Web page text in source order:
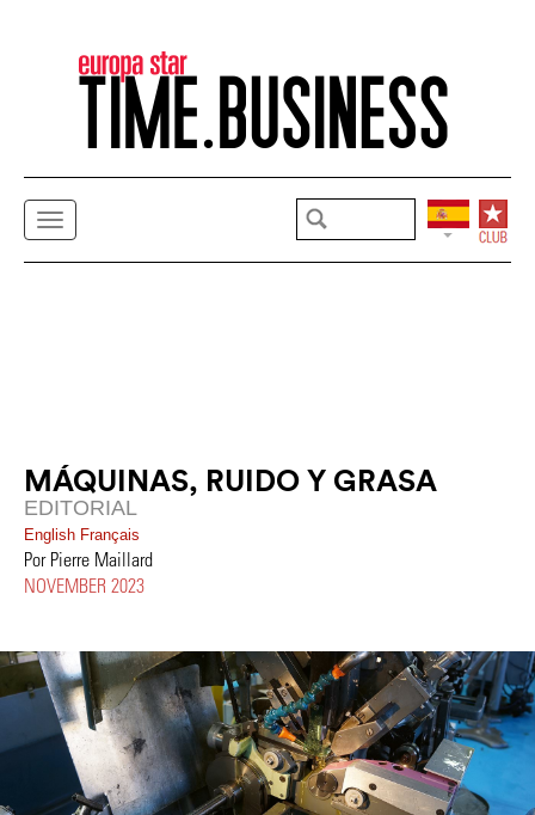
MÁQUINAS, RUIDO Y GRASA
EDITORIAL
English Français
Por Pierre Maillard
NOVEMBER 2023